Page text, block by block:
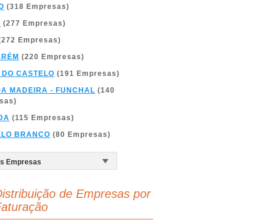
(318 Empresas)
(277 Empresas)
Empresas)
(220 Empresas)
CASTELO (191 Empresas)
MADEIRA - FUNCHAL (140
(115 Empresas)
BRANCO (80 Empresas)
de Empresas por